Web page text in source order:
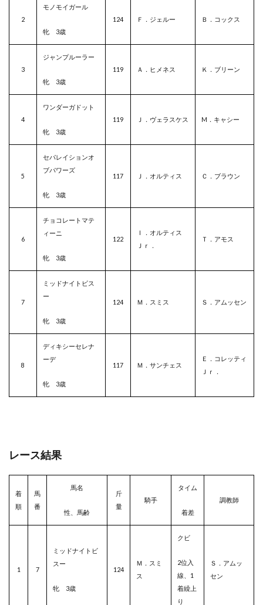
2
モノモイガール
牝 3歳
124 Ｆ．ジェルー Ｂ．コックス
3
ジャンプルーラー
牝 3歳
119 Ａ．ヒメネス Ｋ．ブリーン
4
ワンダーガドット
牝 3歳
119 Ｊ．ヴェラスケス M．キャシー
5
セパレイションオ
ブパワーズ
牝 3歳
117 Ｊ．オルティス Ｃ．ブラウン
6
チョコレートマテ
ィーニ
牝 3歳
122
Ｉ．オルティス
Ｊｒ．
Ｔ．アモス
7
ミッドナイトビス
ー
牝 3歳
124 Ｍ．スミス Ｓ．アムッセン
8
ディキシーセレナ
ーデ
牝 3歳
117 Ｍ．サンチェス
Ｅ．コレッティ
Ｊｒ．
レース結果
着
順
馬
番
馬名
性、馬齢
斤
量
騎手
タイム
着差
調教師
1 7
ミッドナイトビ
スー
牝 3歳
124
Ｍ．スミ
ス
クビ
2位入
線、1
着繰上
り
Ｓ．アムッ
セン